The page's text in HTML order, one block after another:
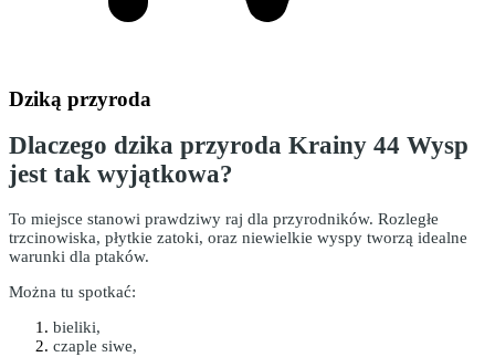
Dziką przyroda
Dlaczego dzika przyroda Krainy 44 Wysp
jest tak wyjątkowa?
To miejsce stanowi prawdziwy raj dla przyrodników. Rozległe
trzcinowiska, płytkie zatoki, oraz niewielkie wyspy tworzą idealne
warunki dla ptaków.
Można tu spotkać:
bieliki,
czaple siwe,